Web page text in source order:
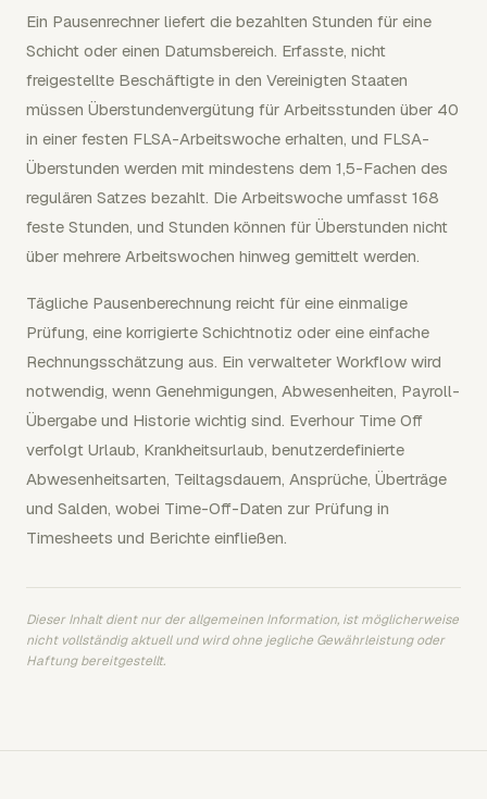
Ein Pausenrechner liefert die bezahlten Stunden für eine
Schicht oder einen Datumsbereich. Erfasste, nicht
freigestellte Beschäftigte in den Vereinigten Staaten
müssen Überstundenvergütung für Arbeitsstunden über 40
in einer festen FLSA-Arbeitswoche erhalten, und FLSA-
Überstunden werden mit mindestens dem 1,5-Fachen des
regulären Satzes bezahlt. Die Arbeitswoche umfasst 168
feste Stunden, und Stunden können für Überstunden nicht
über mehrere Arbeitswochen hinweg gemittelt werden.
Tägliche Pausenberechnung reicht für eine einmalige
Prüfung, eine korrigierte Schichtnotiz oder eine einfache
Rechnungsschätzung aus. Ein verwalteter Workflow wird
notwendig, wenn Genehmigungen, Abwesenheiten, Payroll-
Übergabe und Historie wichtig sind. Everhour Time Off
verfolgt Urlaub, Krankheitsurlaub, benutzerdefinierte
Abwesenheitsarten, Teiltagsdauern, Ansprüche, Überträge
und Salden, wobei Time-Off-Daten zur Prüfung in
Timesheets und Berichte einfließen.
Dieser Inhalt dient nur der allgemeinen Information, ist möglicherweise
nicht vollständig aktuell und wird ohne jegliche Gewährleistung oder
Haftung bereitgestellt.